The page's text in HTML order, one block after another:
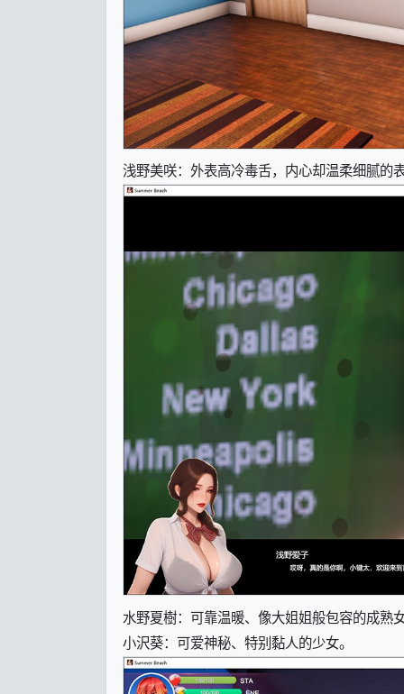
浅野美咲：外表高冷毒舌，内心却温柔细腻的
水野夏樹：可靠温暖、像大姐姐般包容的成熟
小沢葵：可爱神秘、特别黏人的少女。